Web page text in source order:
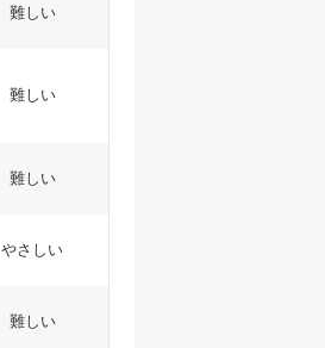
難しい
難しい
難しい
やさしい
難しい